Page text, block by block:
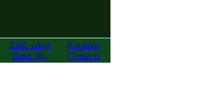
Zákl. údaje
Basic fig.
Kontakty
Contacts